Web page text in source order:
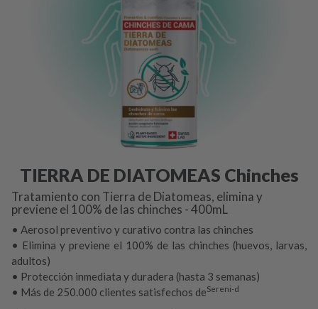
TIERRA DE DIATOMEAS Chinches
Tratamiento con Tierra de Diatomeas, elimina y
previene el 100% de las chinches - 400mL
• Aerosol preventivo y curativo contra las chinches
• Elimina y previene el 100% de las chinches (huevos, larvas,
adultos)
• Protección inmediata y duradera (hasta 3 semanas)
• Más de 250.000 clientes satisfechos deSereni-d